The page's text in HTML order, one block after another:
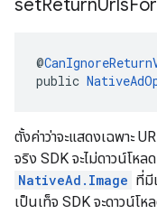
setReturnUrlsFor
@
public
ตั้งค่าว่าจะแสดงเฉพาะ
จริง SDK จะไม่ดาวน์โห
NativeAd.Image ที่มี
เป็นเท็จ SDK จะดาวน์โ